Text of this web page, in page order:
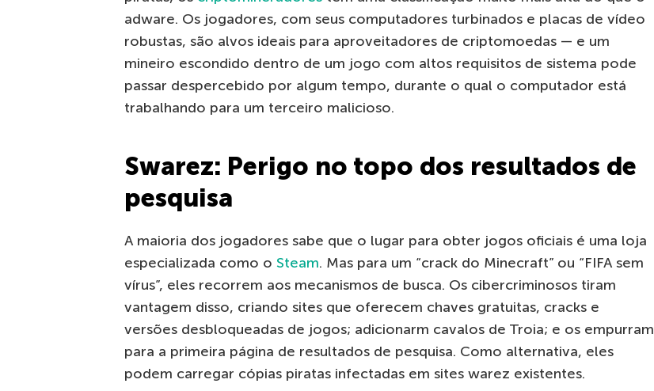
adware. Os jogadores, com seus computadores turbinados e placas de vídeo
robustas, são alvos ideais para aproveitadores de criptomoedas — e um
mineiro escondido dentro de um jogo com altos requisitos de sistema pode
passar despercebido por algum tempo, durante o qual o computador está
trabalhando para um terceiro malicioso.
Swarez: Perigo no topo dos resultados de
pesquisa
A maioria dos jogadores sabe que o lugar para obter jogos oficiais é uma loja
especializada como o Steam. Mas para um “crack do Minecraft” ou “FIFA sem
vírus”, eles recorrem aos mecanismos de busca. Os cibercriminosos tiram
vantagem disso, criando sites que oferecem chaves gratuitas, cracks e
versões desbloqueadas de jogos; adicionarm cavalos de Troia; e os empurram
para a primeira página de resultados de pesquisa. Como alternativa, eles
podem carregar cópias piratas infectadas em sites warez existentes.